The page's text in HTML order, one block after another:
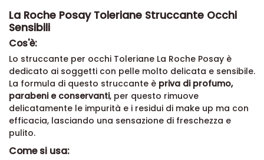
La Roche Posay Toleriane Struccante Occhi
Sensibili
Cos'è:
Lo struccante per occhi Toleriane La Roche Posay è
dedicato ai soggetti con pelle molto delicata e sensibile.
La formula di questo struccante è priva di profumo,
parabeni e conservanti, per questo rimuove
delicatamente le impurità e i residui di make up ma con
efficacia, lasciando una sensazione di freschezza e
pulito.
Come si usa: